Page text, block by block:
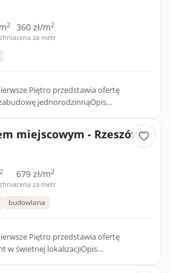
2 360 zł/m2
cena za metr
Piętro przedstawia ofertę
jednorodzinnąOpis
miejscowym - Rzeszów
2 679 zł/m2
cena za metr
budowlana
Piętro przedstawia ofertę
w świetnej lokalizacjiOpis